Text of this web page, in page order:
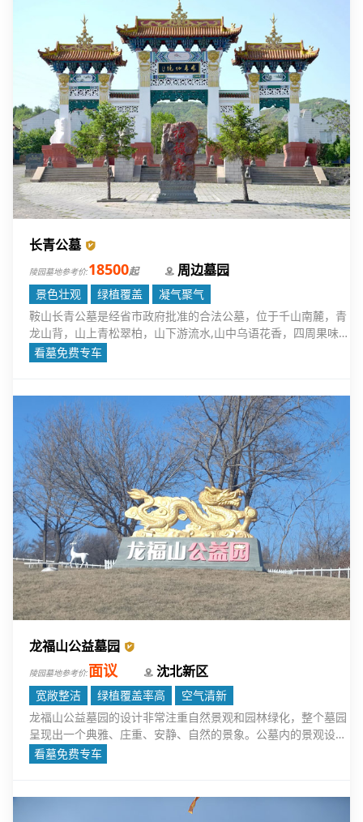
长青公墓
陵园墓地参考价:18500起 周边墓园
景色壮观 绿植覆盖
凝气聚气
鞍山长青公墓是经省市政府批准的合法公墓，位于千山南麓，青
龙山背，山上青松翠柏，山下游流水,山中乌语花香，四周果味芬
芳，而朝千朵莲花山、仙人台、五佛顶，景色壮观，得天独有。
看墓免费专车
龙福山公益墓园
陵园墓地参考价:面议 沈北新区
宽敞整洁 绿植覆盖率高
空气清新
龙福山公益墓园的设计非常注重自然景观和园林绿化，整个墓园
呈现出一个典雅、庄重、安静、自然的景象。公墓内的景观设计
融入了大量的生态元素，通过绿化带、湖泊、花园、树木等的巧
妙搭配，营造出宁静、和谐的氛围。
看墓免费专车